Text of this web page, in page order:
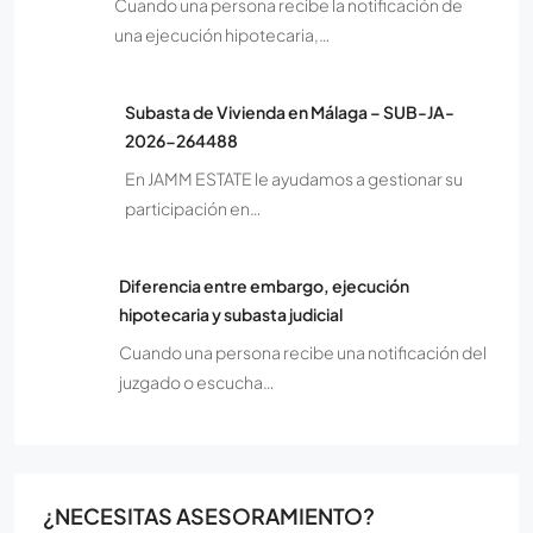
Cuando una persona recibe la notificación de
una ejecución hipotecaria,…
Subasta de Vivienda en Málaga – SUB-JA-
2026-264488
En JAMM ESTATE le ayudamos a gestionar su
participación en…
Diferencia entre embargo, ejecución
hipotecaria y subasta judicial
Cuando una persona recibe una notificación del
juzgado o escucha…
¿NECESITAS ASESORAMIENTO?